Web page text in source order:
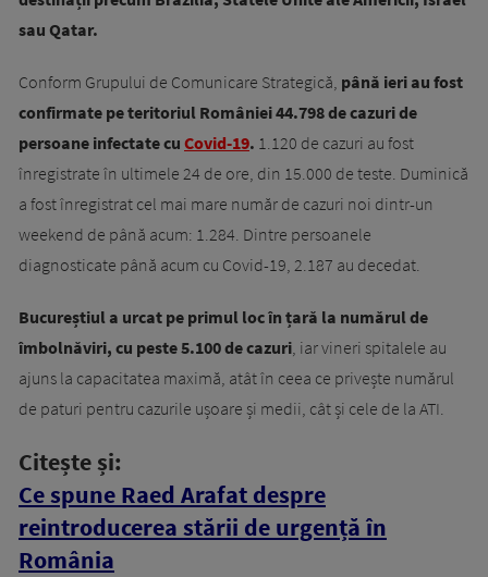
sau Qatar.
Conform Grupului de Comunicare Strategică, până ieri au fost
confirmate pe teritoriul României 44.798 de cazuri de
persoane infectate cu Covid-19. 1.120 de cazuri au fost
înregistrate în ultimele 24 de ore, din 15.000 de teste. Duminică
a fost înregistrat cel mai mare număr de cazuri noi dintr-un
weekend de până acum: 1.284. Dintre persoanele
diagnosticate până acum cu Covid-19, 2.187 au decedat.
Bucureștiul a urcat pe primul loc în țară la numărul de
îmbolnăviri, cu peste 5.100 de cazuri, iar vineri spitalele au
ajuns la capacitatea maximă, atât în ceea ce privește numărul
de paturi pentru cazurile ușoare și medii, cât și cele de la ATI.
Citește și:
Ce spune Raed Arafat despre
reintroducerea stării de urgență în
România